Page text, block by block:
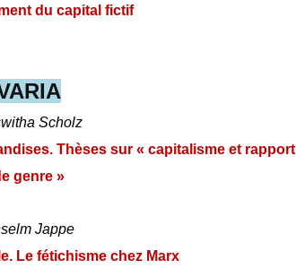
du capital fictif
Scholz
Thèses sur « capitalisme et rapport
genre »
Jappe
Le fétichisme chez Marx